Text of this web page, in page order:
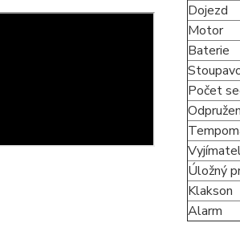
Dojezd
Motor
Baterie
Počet
Úložný
Klakson
Alarm